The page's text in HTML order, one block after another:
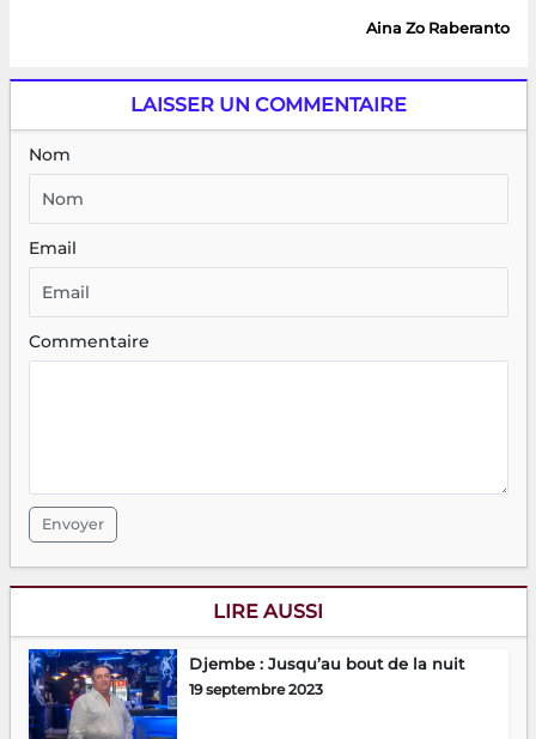
Aina Zo Raberanto
LAISSER UN COMMENTAIRE
Nom
Email
Commentaire
Envoyer
LIRE AUSSI
Djembe : Jusqu’au bout de la nuit
19 septembre 2023